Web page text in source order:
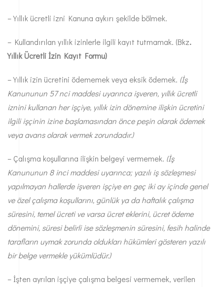
– Yıllık ücretli izni Kanuna aykırı şekilde bölmek.
– Kullandırılan yıllık izinlerle ilgili kayıt tutmamak. (Bkz.
Yıllık Ücretli İzin Kayıt Formu)
– Yıllık izin ücretini ödememek veya eksik ödemek. (İş
Kanununun 57 nci maddesi uyarınca işveren, yıllık ücretli
iznini kullanan her işçiye, yıllık izin dönemine ilişkin ücretini
ilgili işçinin izine başlamasından önce peşin olarak ödemek
veya avans olarak vermek zorundadır.)
– Çalışma koşullarına ilişkin belgeyi vermemek. (İş
Kanununun 8 inci maddesi uyarınca; yazılı iş sözleşmesi
yapılmayan hallerde işveren işçiye en geç iki ay içinde genel
ve özel çalışma koşullarını, günlük ya da haftalık çalışma
süresini, temel ücreti ve varsa ücret eklerini, ücret ödeme
dönemini, süresi belirli ise sözleşmenin süresini, fesih halinde
tarafların uymak zorunda oldukları hükümleri gösteren yazılı
bir belge vermekle yükümlüdür.)
– İşten ayrılan işçiye çalışma belgesi vermemek, verilen